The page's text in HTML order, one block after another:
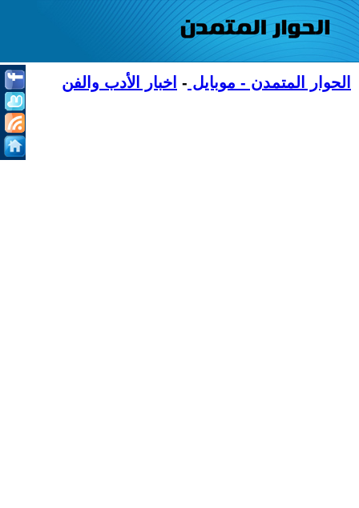
الحوار المتمدن - موبايل - اخبار الأدب والفن